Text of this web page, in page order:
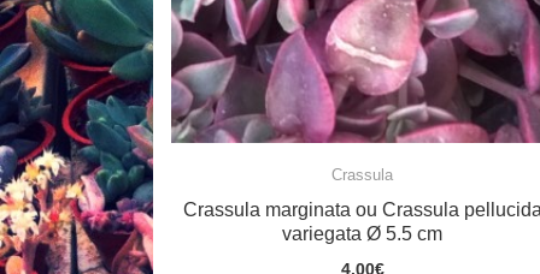
Crassula
Crassula marginata ou Crassula
variegata Ø 5.5 cm
4.00€